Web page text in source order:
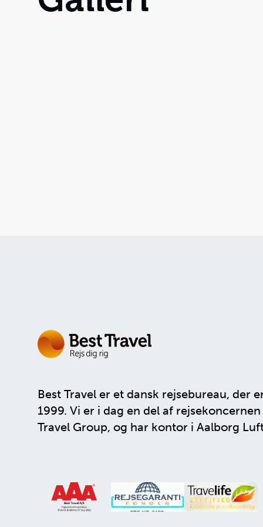
Best Travel er et dansk rejsebureau, der
1999. Vi er i dag en del af rejsekoncernen
Travel Group, og har kontor i Aalborg